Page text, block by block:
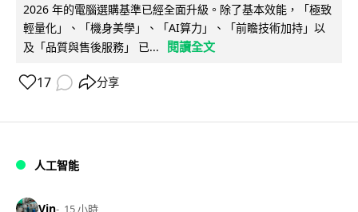
2026 年的電腦選購基準已經全面升級。除了基本效能，「極致
輕量化」、「機身美學」、「AI算力」、「前瞻技術加持」以
及「品質與售後服務」 已...
閱讀全文
17 分享
人工智能
Vin 15 小時